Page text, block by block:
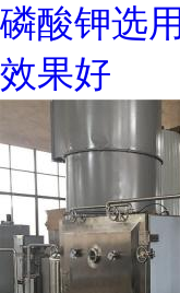
磷酸钾选
效果好